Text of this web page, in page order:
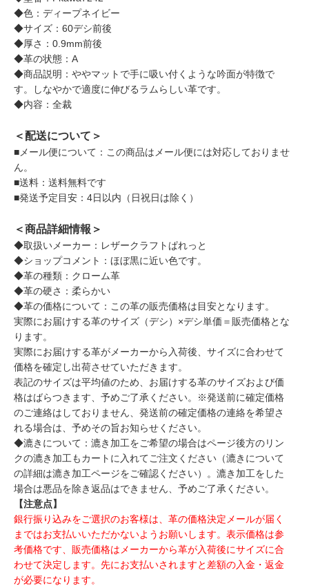
◆色：ディープネイビー
◆サイズ：60デシ前後
◆厚さ：0.9mm前後
◆革の状態：A
◆商品説明：ややマットで手に吸い付くような吟面が特徴で
す。しなやかで適度に伸びるラムらしい革です。
◆内容：全裁
＜配送について＞
■メール便について：この商品はメール便には対応しておりませ
ん。
■送料：送料無料です
■発送予定目安：4日以内（日祝日は除く）
＜商品詳細情報＞
◆取扱いメーカー：レザークラフトぱれっと
◆ショップコメント：ほぼ黒に近い色です。
◆革の種類：クローム革
◆革の硬さ：柔らかい
◆革の価格について：この革の販売価格は目安となります。
実際にお届けする革のサイズ（デシ）×デシ単価＝販売価格とな
ります。
実際にお届けする革がメーカーから入荷後、サイズに合わせて
価格を確定し出荷させていただきます。
表記のサイズは平均値のため、お届けする革のサイズおよび価
格はばらつきます、予めご了承ください。※発送前に確定価格
のご連絡はしておりません、発送前の確定価格の連絡を希望さ
れる場合は、予めその旨お知らせください。
◆漉きについて：漉き加工をご希望の場合はページ後方のリン
クの漉き加工もカートに入れてご注文ください（漉きについて
の詳細は漉き加工ページをご確認ください）。漉き加工をした
場合は悪品を除き返品はできません、予めご了承ください。
【注意点】
銀行振り込みをご選択のお客様は、革の価格決定メールが届く
まではお支払いいただかないようお願いします。表示価格は参
考価格です、販売価格はメーカーから革が入荷後にサイズに合
わせて決定します。先にお支払いされますと差額の入金・返金
が必要になります。